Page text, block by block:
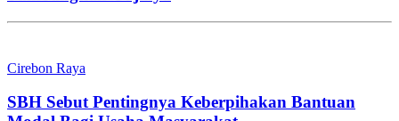
Cirebon Raya
SBH Sebut Pentingnya Keberpihakan Bantuan